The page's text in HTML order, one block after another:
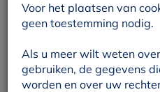
Voor het plaatsen van
geen toestemming nodig.
Als u meer wilt weten
gebruiken, de gegevens
worden en over uw